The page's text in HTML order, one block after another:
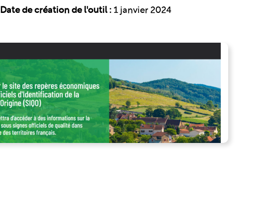
Date de création de l'outil : 1 janvier 2024